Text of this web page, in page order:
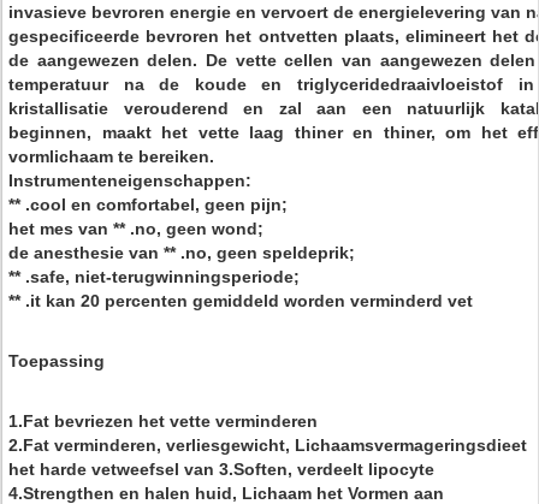
invasieve bevroren energie en vervoert de energielevering van
gespecificeerde bevroren het ontvetten plaats, elimineert het
de aangewezen delen. De vette cellen van aangewezen
temperatuur na de koude en triglyceridedraaivloeistof
kristallisatie verouderend en zal aan een natuurlijk
beginnen, maakt het vette laag thiner en thiner, om het
vormlichaam te bereiken.
Instrumenteneigenschappen:
** .cool en comfortabel, geen pijn;
het mes van ** .no, geen wond;
de anesthesie van ** .no, geen speldeprik;
** .safe, niet-terugwinningsperiode;
** .it kan 20 percenten gemiddeld worden verminderd vet
Toepassing
1.Fat bevriezen het vette verminderen
2.Fat verminderen, verliesgewicht, Lichaamsvermageringsdieet
het harde vetweefsel van 3.Soften, verdeelt lipocyte
4.Strengthen en halen huid, Lichaam het Vormen aan